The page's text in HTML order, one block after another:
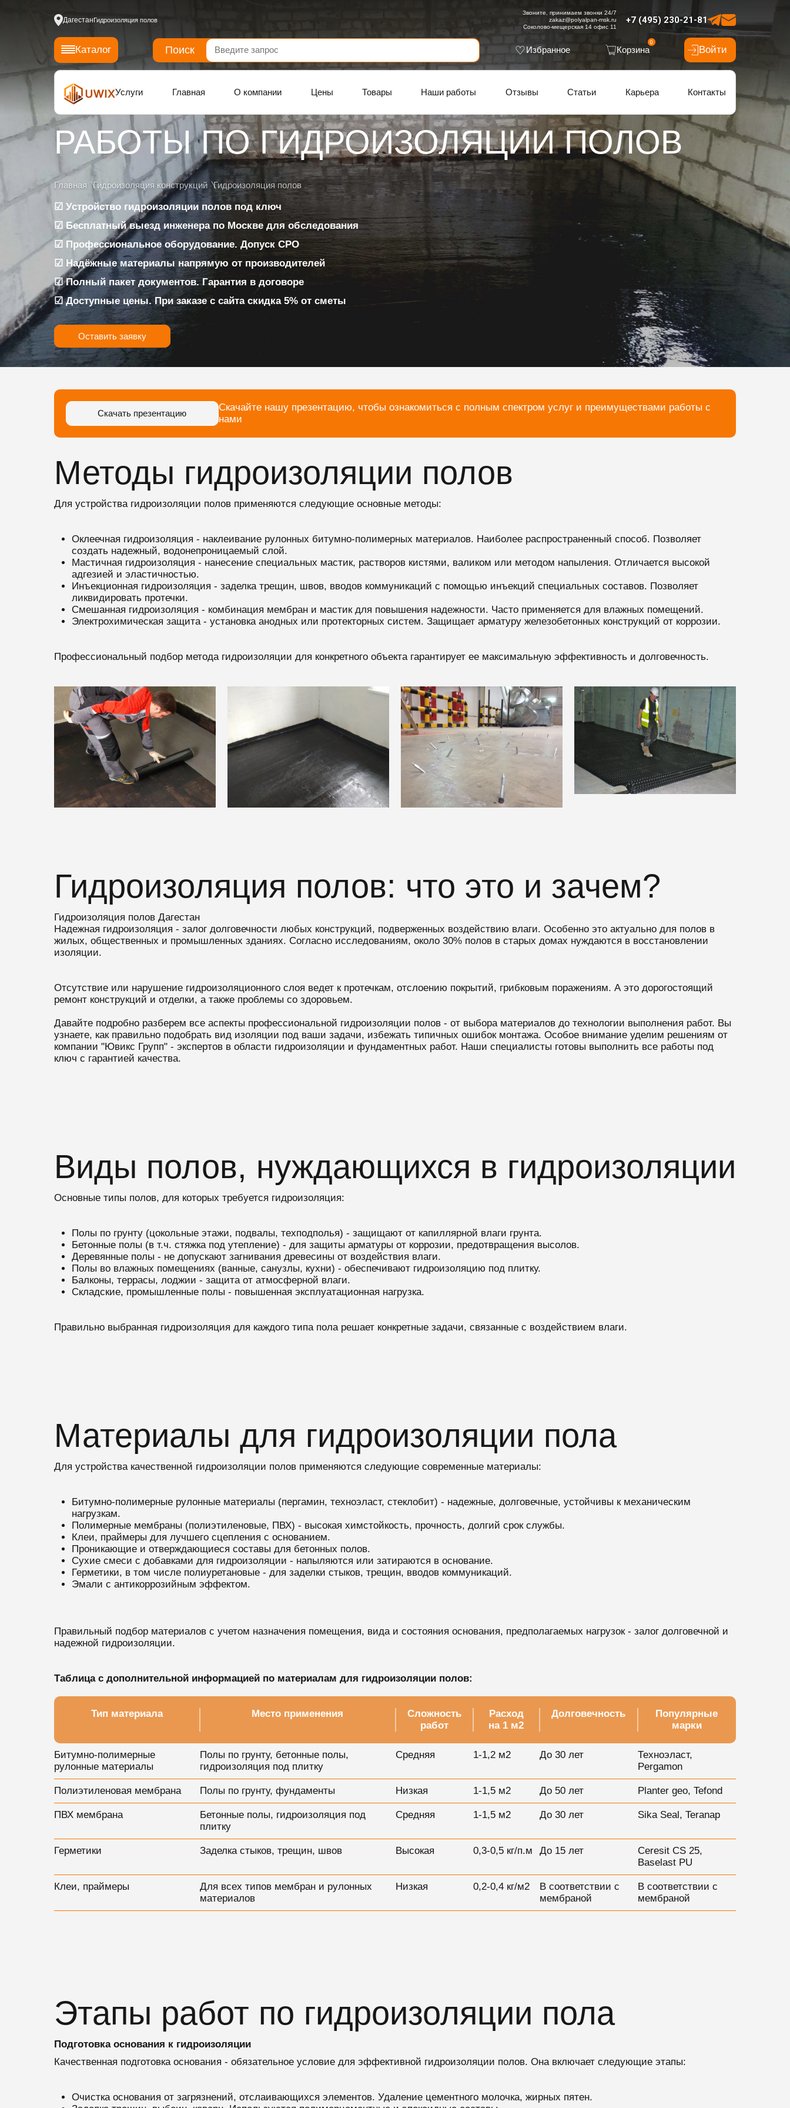
ДагестанГидроизоляция полов +7 (495) 230-21-81
Звоните, принимаем звонки 24/7
zakaz@polyalpan-msk.ru
Соколово-мещерская 14 офис 11
Каталог Поиск Избранное Корзина
0
Войти
Услуги Главная О компании Цены Товары Наши работы Отзывы Статьи Карьера Контакты
РАБОТЫ ПО ГИДРОИЗОЛЯЦИИ ПОЛОВ
Главная Гидроизоляция конструкций Гидроизоляция полов
☑ Устройство гидроизоляции полов под ключ
☑ Бесплатный выезд инженера по Москве для обследования
☑ Профессиональное оборудование. Допуск СРО
☑ Надёжные материалы напрямую от производителей
☑ Полный пакет документов. Гарантия в договоре
☑ Доступные цены. При заказе с сайта скидка 5% от сметы
Оставить заявку
Скачать презентацию
Скачайте нашу презентацию, чтобы ознакомиться с полным спектром услуг и преимуществами работы с
нами
Методы гидроизоляции полов
Для устройства гидроизоляции полов применяются следующие основные методы:
Оклеечная гидроизоляция - наклеивание рулонных битумно-полимерных материалов. Наиболее распространенный способ. Позволяет
создать надежный, водонепроницаемый слой.
Мастичная гидроизоляция - нанесение специальных мастик, растворов кистями, валиком или методом напыления. Отличается высокой
адгезией и эластичностью.
Инъекционная гидроизоляция - заделка трещин, швов, вводов коммуникаций с помощью инъекций специальных составов. Позволяет
ликвидировать протечки.
Смешанная гидроизоляция - комбинация мембран и мастик для повышения надежности. Часто применяется для влажных помещений.
Электрохимическая защита - установка анодных или протекторных систем. Защищает арматуру железобетонных конструкций от коррозии.
Профессиональный подбор метода гидроизоляции для конкретного объекта гарантирует ее максимальную эффективность и долговечность.
Гидроизоляция полов: что это и зачем?
Гидроизоляция полов Дагестан
Надежная гидроизоляция - залог долговечности любых конструкций, подверженных воздействию влаги. Особенно это актуально для полов в
жилых, общественных и промышленных зданиях. Согласно исследованиям, около 30% полов в старых домах нуждаются в восстановлении
изоляции.
Отсутствие или нарушение гидроизоляционного слоя ведет к протечкам, отслоению покрытий, грибковым поражениям. А это дорогостоящий
ремонт конструкций и отделки, а также проблемы со здоровьем.
Давайте подробно разберем все аспекты профессиональной гидроизоляции полов - от выбора материалов до технологии выполнения работ. Вы
узнаете, как правильно подобрать вид изоляции под ваши задачи, избежать типичных ошибок монтажа. Особое внимание уделим решениям от
компании "Ювикс Групп" - экспертов в области гидроизоляции и фундаментных работ. Наши специалисты готовы выполнить все работы под
ключ с гарантией качества.
Виды полов, нуждающихся в гидроизоляции
Основные типы полов, для которых требуется гидроизоляция:
Полы по грунту (цокольные этажи, подвалы, техподполья) - защищают от капиллярной влаги грунта.
Бетонные полы (в т.ч. стяжка под утепление) - для защиты арматуры от коррозии, предотвращения высолов.
Деревянные полы - не допускают загнивания древесины от воздействия влаги.
Полы во влажных помещениях (ванные, санузлы, кухни) - обеспечивают гидроизоляцию под плитку.
Балконы, террасы, лоджии - защита от атмосферной влаги.
Складские, промышленные полы - повышенная эксплуатационная нагрузка.
Правильно выбранная гидроизоляция для каждого типа пола решает конкретные задачи, связанные с воздействием влаги.
Материалы для гидроизоляции пола
Для устройства качественной гидроизоляции полов применяются следующие современные материалы:
Битумно-полимерные рулонные материалы (пергамин, техноэласт, стеклобит) - надежные, долговечные, устойчивы к механическим
нагрузкам.
Полимерные мембраны (полиэтиленовые, ПВХ) - высокая химстойкость, прочность, долгий срок службы.
Клеи, праймеры для лучшего сцепления с основанием.
Проникающие и отверждающиеся составы для бетонных полов.
Сухие смеси с добавками для гидроизоляции - напыляются или затираются в основание.
Герметики, в том числе полиуретановые - для заделки стыков, трещин, вводов коммуникаций.
Эмали с антикоррозийным эффектом.
Правильный подбор материалов с учетом назначения помещения, вида и состояния основания, предполагаемых нагрузок - залог долговечной и
надежной гидроизоляции.
Таблица с дополнительной информацией по материалам для гидроизоляции полов:
Тип материала Место применения
Сложность
работ
Расход
на 1 м2
Долговечность
Популярные
марки
Битумно-полимерные
рулонные материалы
Полы по грунту, бетонные полы,
гидроизоляция под плитку
Средняя 1-1,2 м2 До 30 лет
Техноэласт,
Pergamon
Полиэтиленовая мембрана Полы по грунту, фундаменты Низкая 1-1,5 м2 До 50 лет Planter geo, Tefond
ПВХ мембрана
Бетонные полы, гидроизоляция под
плитку
Средняя 1-1,5 м2 До 30 лет Sika Seal, Teranap
Герметики Заделка стыков, трещин, швов Высокая 0,3-0,5 кг/п.м До 15 лет
Ceresit CS 25,
Baselast PU
Клеи, праймеры
Для всех типов мембран и рулонных
материалов
Низкая 0,2-0,4 кг/м2
В соответствии с
мембраной
В соответствии с
мембраной
Этапы работ по гидроизоляции пола
Подготовка основания к гидроизоляции
Качественная подготовка основания - обязательное условие для эффективной гидроизоляции полов. Она включает следующие этапы:
Очистка основания от загрязнений, отслаивающихся элементов. Удаление цементного молочка, жирных пятен.